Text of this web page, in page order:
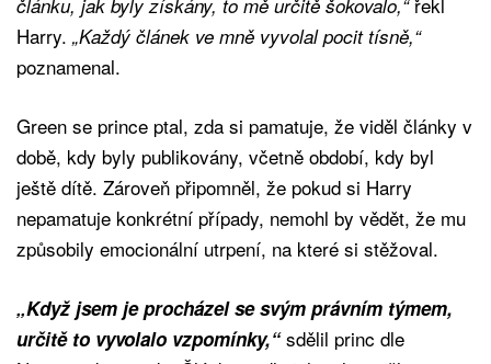
Harry. „Každý článek ve mně vyvolal pocit tísně,“
poznamenal.
Green se prince ptal, zda si pamatuje, že viděl články v
době, kdy byly publikovány, včetně období, kdy byl
ještě dítě. Zároveň připomněl, že pokud si Harry
nepamatuje konkrétní případy, nemohl by vědět, že mu
způsobily emocionální utrpení, na které si stěžoval.
„Když jsem je procházel se svým právním týmem,
určitě to vyvolalo vzpomínky,“ sdělil princ dle